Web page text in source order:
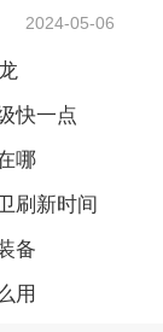
2024-05-06
快一点
哪
刷新时间
备
用